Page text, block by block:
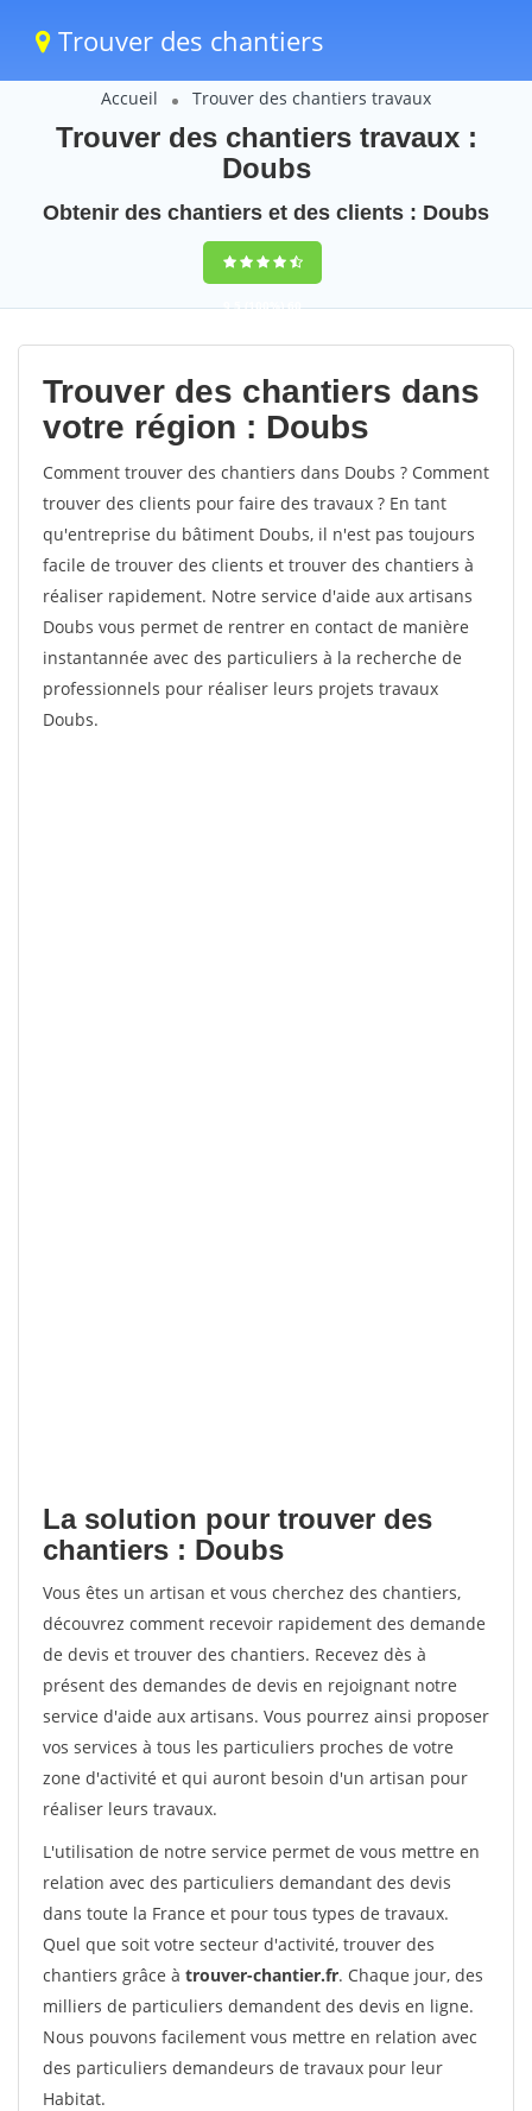
Trouver des chantiers
Accueil Trouver des chantiers travaux
Trouver des chantiers travaux :
Doubs
Obtenir des chantiers et des clients : Doubs
9,5(100%)60
votes
Trouver des chantiers dans
votre région : Doubs
Comment trouver des chantiers dans Doubs ? Comment
trouver des clients pour faire des travaux ? En tant
qu'entreprise du bâtiment Doubs, il n'est pas toujours
facile de trouver des clients et trouver des chantiers à
réaliser rapidement. Notre service d'aide aux artisans
Doubs vous permet de rentrer en contact de manière
instantannée avec des particuliers à la recherche de
professionnels pour réaliser leurs projets travaux
Doubs.
La solution pour trouver des
chantiers : Doubs
Vous êtes un artisan et vous cherchez des chantiers,
découvrez comment recevoir rapidement des demande
de devis et trouver des chantiers. Recevez dès à
présent des demandes de devis en rejoignant notre
service d'aide aux artisans. Vous pourrez ainsi proposer
vos services à tous les particuliers proches de votre
zone d'activité et qui auront besoin d'un artisan pour
réaliser leurs travaux.
L'utilisation de notre service permet de vous mettre en
relation avec des particuliers demandant des devis
dans toute la France et pour tous types de travaux.
Quel que soit votre secteur d'activité, trouver des
chantiers grâce à trouver-chantier.fr. Chaque jour, des
milliers de particuliers demandent des devis en ligne.
Nous pouvons facilement vous mettre en relation avec
des particuliers demandeurs de travaux pour leur
Habitat.